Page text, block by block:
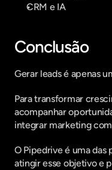
CRM e IA
Conclusão
Gerar leads é apenas
Para transformar
acompanhar
integrar marketing
O Pipedrive é uma das
atingir esse objetivo e